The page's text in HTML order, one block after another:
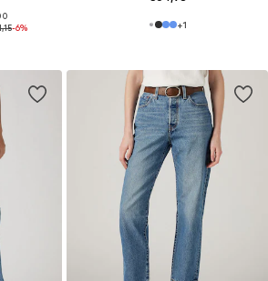
-6% +1